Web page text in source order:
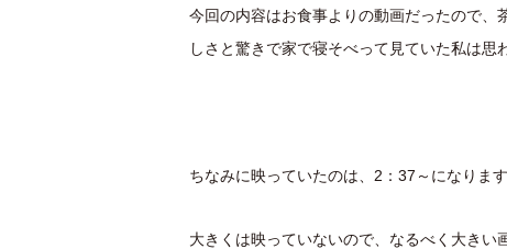
今回の内容はお食事よりの動画だったので
しさと驚きで家で寝そべって見ていた私は思
ちなみに映っていたのは、2：37～になりま
大きくは映っていないので、なるべく大きい